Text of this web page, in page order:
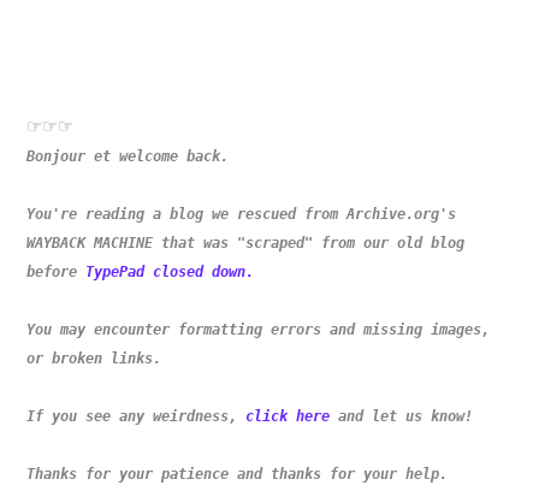
☞☞☞
Bonjour et welcome back.
You're reading a blog we rescued from Archive.org's
WAYBACK MACHINE that was "scraped" from our old blog
before TypePad closed down.
You may encounter formatting errors and missing images,
or broken links.
If you see any weirdness, click here and let us know!
Thanks for your patience and thanks for your help.